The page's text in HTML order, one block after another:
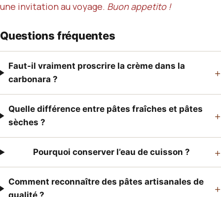
une invitation au voyage. Buon appetito !
Questions fréquentes
Faut-il vraiment proscrire la crème dans la
carbonara ?
+
Quelle différence entre pâtes fraîches et pâtes
sèches ?
+
Pourquoi conserver l’eau de cuisson ? +
Comment reconnaître des pâtes artisanales de
+